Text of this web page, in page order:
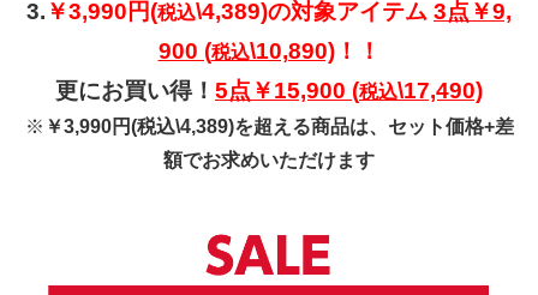
3. ￥3,990円(税込\4,389)の対象アイテム 3点￥9,
900 (税込\10,890)！！
更にお買い得！ 5点￥15,900 (税込\17,490)
※ ￥3,990円(税込\4,389)を超える商品は、セット価格+差
額でお求めいただけます